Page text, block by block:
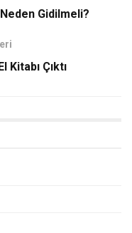
Gidilmeli?
Çıktı